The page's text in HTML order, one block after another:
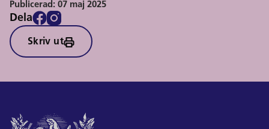
Publicerad: 07 maj 2025
Dela
Skriv ut